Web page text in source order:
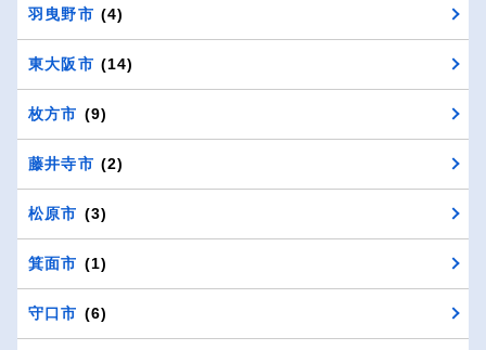
羽曳野市 (4)
東大阪市 (14)
枚方市 (9)
藤井寺市 (2)
松原市 (3)
箕面市 (1)
守口市 (6)